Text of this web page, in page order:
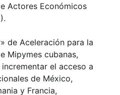
Actores Económicos
de Aceleración para la
Mipymes cubanas,
el acceso a
de México,
y Francia,